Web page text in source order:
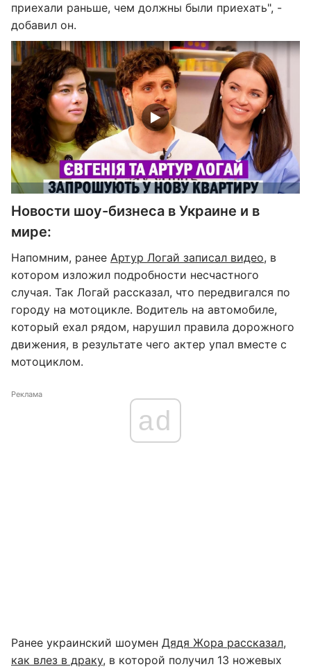
приехали раньше, чем должны были приехать", -
добавил он.
Новости шоу-бизнеса в Украине и в
мире:
Напомним, ранее Артур Логай записал видео, в
котором изложил подробности несчастного
случая. Так Логай рассказал, что передвигался по
городу на мотоцикле. Водитель на автомобиле,
который ехал рядом, нарушил правила дорожного
движения, в результате чего актер упал вместе с
мотоциклом.
Реклама
ad
Ранее украинский шоумен Дядя Жора рассказал,
как влез в драку, в которой получил 13 ножевых